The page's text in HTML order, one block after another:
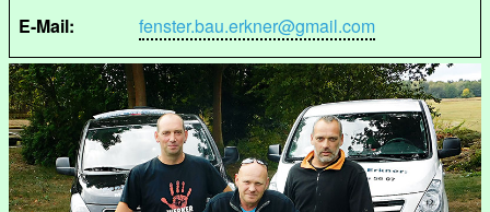
E-Mail:
fenster.bau.erkner@gmail.com